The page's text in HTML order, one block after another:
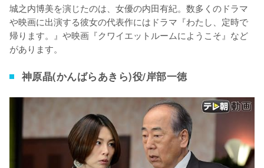
城之内博美を演じたのは、女優の内田有紀。数多くのドラマ
や映画に出演する彼女の代表作にはドラマ『わたし、定時で
帰ります。』や映画『クワイエットルームにようこそ』など
があります。
神原晶(かんばらあきら)役/岸部一徳